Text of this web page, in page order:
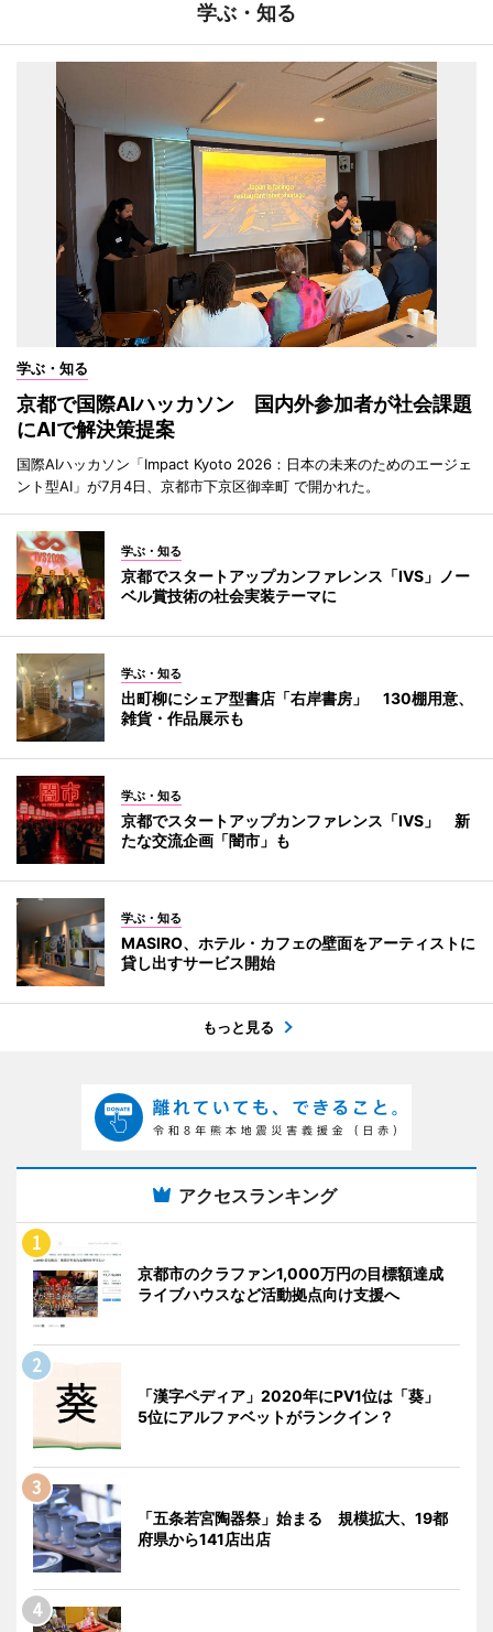
学ぶ・知る
学ぶ・知る
京都で国際AIハッカソン 国内外参加者が社会課題
にAIで解決策提案
国際AIハッカソン「Impact Kyoto 2026：日本の未来のためのエージェ
ント型AI」が7月4日、京都市下京区御幸町 で開かれた。
学ぶ・知る
京都でスタートアップカンファレンス「IVS」ノー
ベル賞技術の社会実装テーマに
学ぶ・知る
出町柳にシェア型書店「右岸書房」 130棚用意、
雑貨・作品展示も
学ぶ・知る
京都でスタートアップカンファレンス「IVS」 新
たな交流企画「闇市」も
学ぶ・知る
MASIRO、ホテル・カフェの壁面をアーティストに
貸し出すサービス開始
もっと見る
アクセスランキング
京都市のクラファン1,000万円の目標額達成
ライブハウスなど活動拠点向け支援へ
「漢字ペディア」2020年にPV1位は「葵」
5位にアルファベットがランクイン？
「五条若宮陶器祭」始まる 規模拡大、19都
府県から141店出店